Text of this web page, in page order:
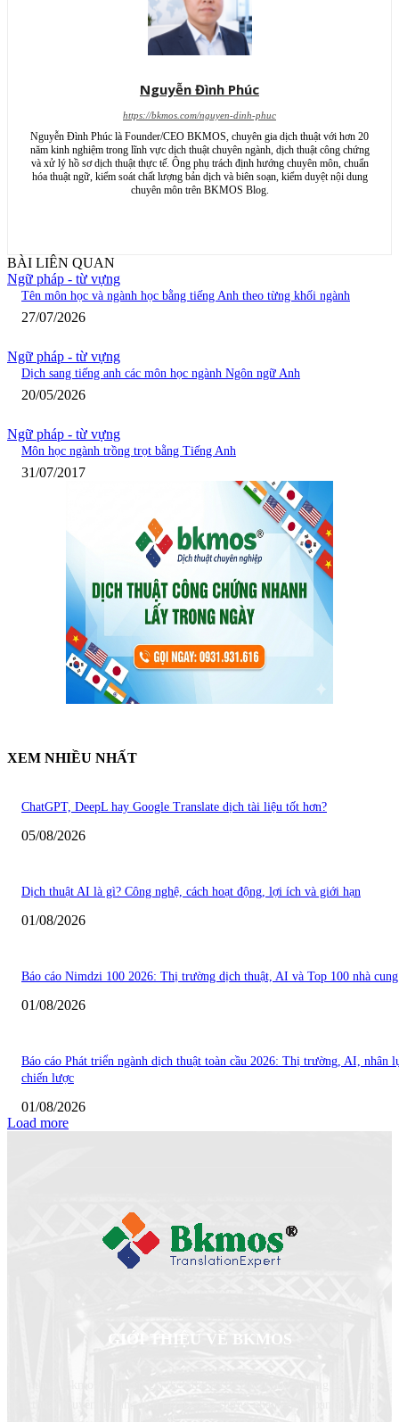
Nguyễn Đình Phúc
https://bkmos.com/nguyen-dinh-phuc
Nguyễn Đình Phúc là Founder/CEO BKMOS, chuyên gia dịch thuật với hơn 20
năm kinh nghiệm trong lĩnh vực dịch thuật chuyên ngành, dịch thuật công chứng
và xử lý hồ sơ dịch thuật thực tế. Ông phụ trách định hướng chuyên môn, chuẩn
hóa thuật ngữ, kiểm soát chất lượng bản dịch và biên soạn, kiểm duyệt nội dung
chuyên môn trên BKMOS Blog.
BÀI LIÊN QUAN
Ngữ pháp - từ vựng
Tên môn học và ngành học bằng tiếng Anh theo từng khối ngành
27/07/2026
Ngữ pháp - từ vựng
Dịch sang tiếng anh các môn học ngành Ngôn ngữ Anh
20/05/2026
Ngữ pháp - từ vựng
Môn học ngành trồng trọt bằng Tiếng Anh
31/07/2017
XEM NHIỀU NHẤT
ChatGPT, DeepL hay Google Translate dịch tài liệu tốt hơn?
05/08/2026
Dịch thuật AI là gì? Công nghệ, cách hoạt động, lợi ích và giới hạn
01/08/2026
Báo cáo Nimdzi 100 2026: Thị trường dịch thuật, AI và Top 100 nhà cung
01/08/2026
Báo cáo Phát triển ngành dịch thuật toàn cầu 2026: Thị trường, AI, nhân
chiến lược
01/08/2026
Load more
GIỚI THIỆU VỀ BKMOS